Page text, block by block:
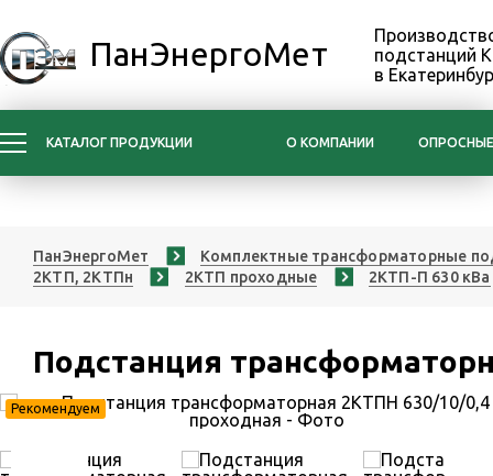
ПанЭнергоМет
подстанций
в
КАТАЛОГ ПРОДУКЦИИ О КОМПАНИИ
ПанЭнергоМет
Комплектные трансформаторные
2КТП, 2КТПн
2КТП проходные 2КТП-П 630 кВа
Подстанция
Рекомендуем